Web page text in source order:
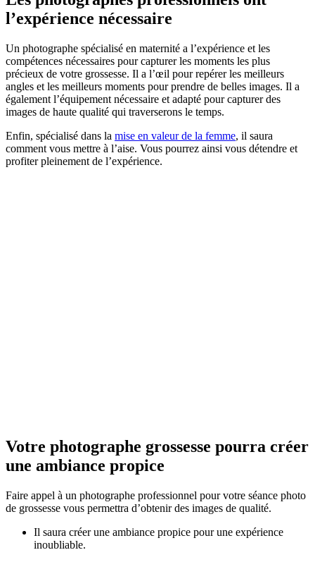
l’expérience nécessaire
Un photographe spécialisé en maternité a l’expérience et les
compétences nécessaires pour capturer les moments les plus
précieux de votre grossesse. Il a l’œil pour repérer les meilleurs
angles et les meilleurs moments pour prendre de belles images. Il a
également l’équipement nécessaire et adapté pour capturer des
images de haute qualité qui traverserons le temps.
Enfin, spécialisé dans la mise en valeur de la femme, il saura
comment vous mettre à l’aise. Vous pourrez ainsi vous détendre et
profiter pleinement de l’expérience.
Votre photographe grossesse pourra créer
une ambiance propice
Faire appel à un photographe professionnel pour votre séance photo
de grossesse vous permettra d’obtenir des images de qualité.
Il saura créer une ambiance propice pour une expérience
inoubliable.